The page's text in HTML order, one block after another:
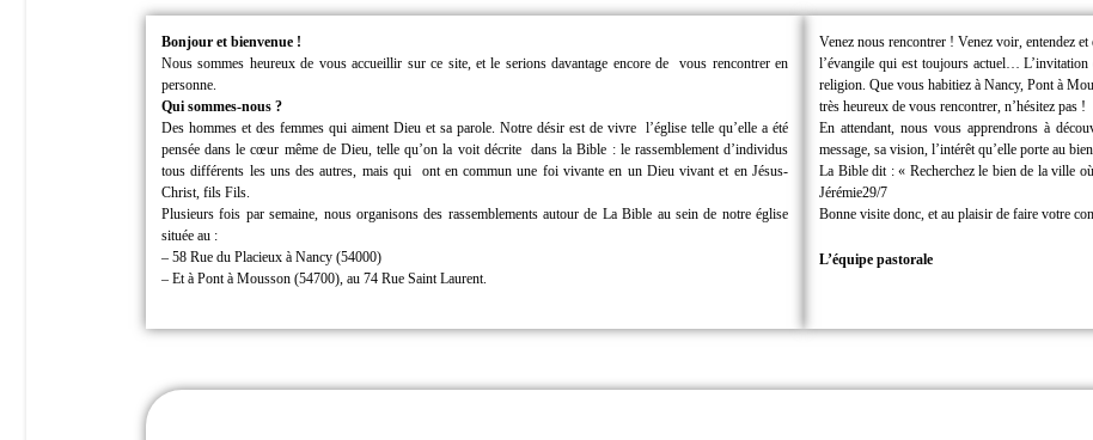
Bonjour et bienvenue !
Nous sommes heureux de vous accueillir sur ce site, et le serions davantage encore devous rencontrer en
personne.
Qui sommes-nous ?
Des hommes et des femmes qui aiment Dieu et sa parole. Notre désir est de vivre l’église telle qu’elle a été
pensée dans le cœur même de Dieu, telle qu’on la voit décritedans la Bible : le rassemblement d’individus
tous différents les uns des autres, mais qui ont en commun une foi vivante en un Dieu vivant et en Jésus-
Christ, fils Fils.
Plusieurs fois par semaine, nous organisons des rassemblements autour de La Bible au sein de notre église
située au :
– 58 Rue du Placieux à Nancy (54000)
– Et à Pont à Mousson (54700), au 74 Rue Saint Laurent.
Venez nous rencontrer ! Venez voir, entendez et
l’évangile qui est toujours actuel…
religion.Que vous habitiez à Nancy, Pont à
très heureux de vous rencontrer, n’hésitez pas !
En attendant, nous vous apprendrons à
message, sa vision, l’intérêt qu’elle porte au
La Bible dit : « Recherchez le bien de la ville
Jérémie29/7
Bonne visite donc, et au plaisir de faire votre
L’équipe pastorale